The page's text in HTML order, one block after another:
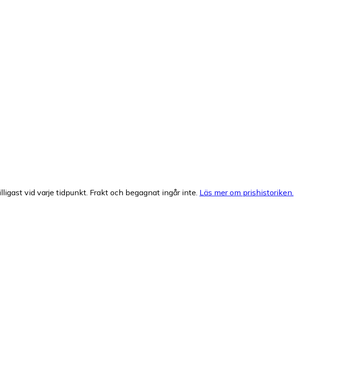
vid varje tidpunkt. Frakt och begagnat ingår inte. Läs mer om prishistoriken.